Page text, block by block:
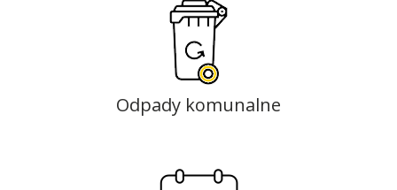
Odpady komunalne